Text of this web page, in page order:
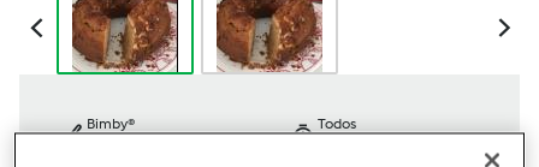
Bimby®
Todos